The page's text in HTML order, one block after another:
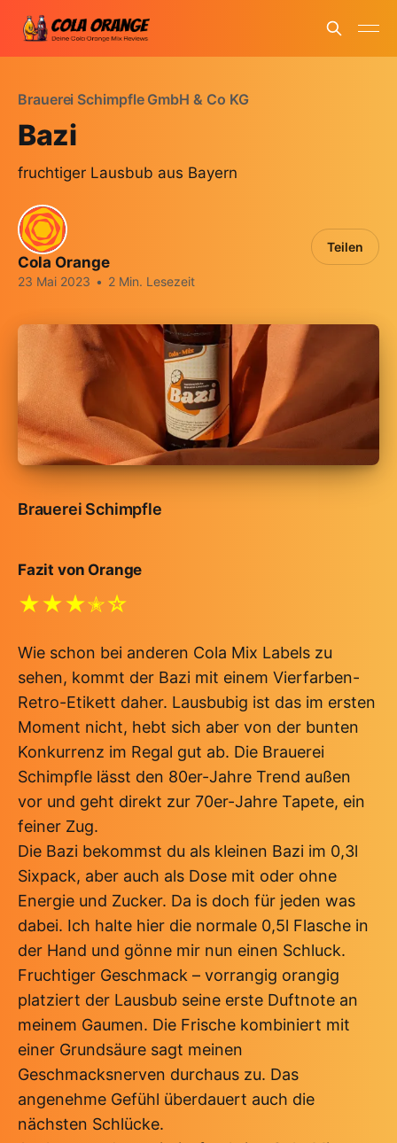
Brauerei Schimpfle GmbH & Co KG
Bazi
fruchtiger Lausbub aus Bayern
Cola Orange
23 Mai 2023 • 2 Min. Lesezeit
Teilen
Brauerei Schimpfle
Fazit von Orange
★★★✭☆
Wie schon bei anderen Cola Mix Labels zu
sehen, kommt der Bazi mit einem Vierfarben-
Retro-Etikett daher. Lausbubig ist das im ersten
Moment nicht, hebt sich aber von der bunten
Konkurrenz im Regal gut ab. Die Brauerei
Schimpfle lässt den 80er-Jahre Trend außen
vor und geht direkt zur 70er-Jahre Tapete, ein
feiner Zug.
Die Bazi bekommst du als kleinen Bazi im 0,3l
Sixpack, aber auch als Dose mit oder ohne
Energie und Zucker. Da is doch für jeden was
dabei. Ich halte hier die normale 0,5l Flasche in
der Hand und gönne mir nun einen Schluck.
Fruchtiger Geschmack – vorrangig orangig
platziert der Lausbub seine erste Duftnote an
meinem Gaumen. Die Frische kombiniert mit
einer Grundsäure sagt meinen
Geschmacksnerven durchaus zu. Das
angenehme Gefühl überdauert auch die
nächsten Schlücke.